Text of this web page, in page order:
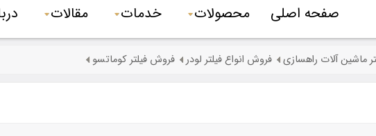
صفحه اصلی محصولات خدمات مقالات
ماشین آلات راهسازی فروش انواع فیلتر لودر فروش فیلتر کوماتسو